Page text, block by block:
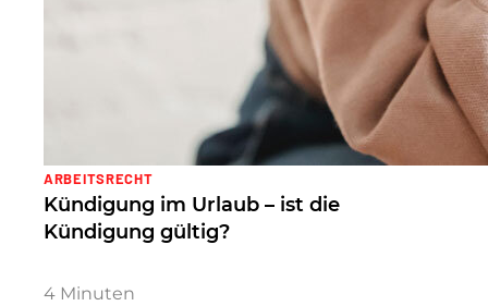
ARBEITSRECHT
Kündigung im Urlaub – ist die
Kündigung gültig?
4 Minuten